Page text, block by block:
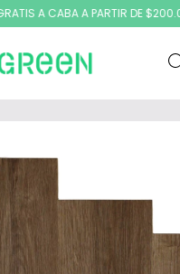
A CABA A PARTIR DE $200.000